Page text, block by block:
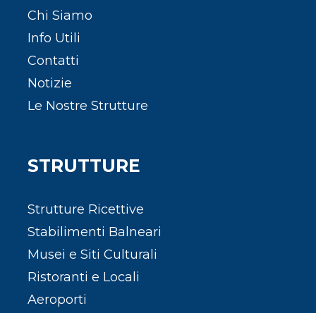
Chi Siamo
Info Utili
Contatti
Notizie
Le Nostre Strutture
STRUTTURE
Strutture Ricettive
Stabilimenti Balneari
Musei e Siti Culturali
Ristoranti e Locali
Aeroporti